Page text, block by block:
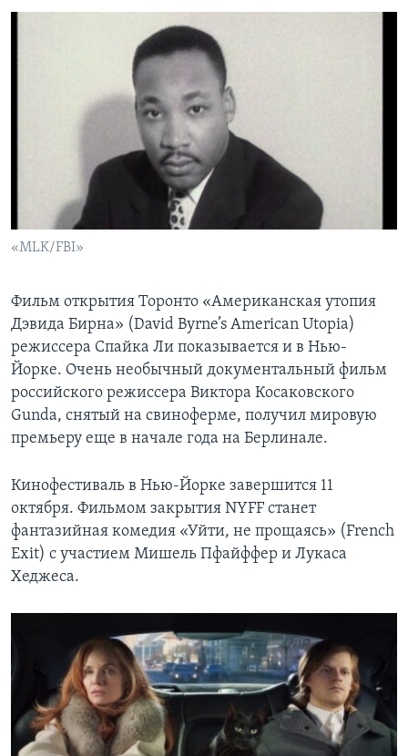
«MLK/FBI»
Фильм открытия Торонто «Американская утопия
Дэвида Бирна» (David Byrne’s American Utopia)
режиссера Спайка Ли показывается и в Нью-
Йорке. Очень необычный документальный фильм
российского режиссера Виктора Косаковского
Gunda, снятый на свиноферме, получил мировую
премьеру еще в начале года на Берлинале.
Кинофестиваль в Нью-Йорке завершится 11
октября. Фильмом закрытия NYFF станет
фантазийная комедия «Уйти, не прощаясь» (French
Exit) с участием Мишель Пфайффер и Лукаса
Хеджеса.